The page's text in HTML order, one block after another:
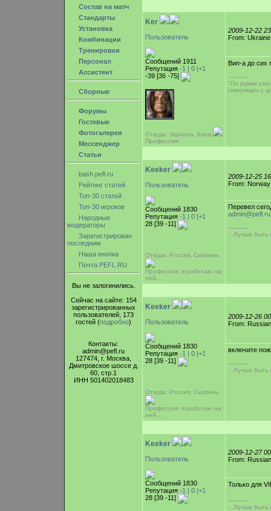
Состав на матч
Стандарты
Установка
Комбинации
Тренировки
Персонал
Ассистент
Сборные
Форумы
Гостевые
Фотогалерея
Мессенджер
Статьи
bash.pefl.ru
Рейтинг статей
Топ-30 статей
Топ-30 игроков
Народные
модераторы
Зарегистрирован
последним
Наша кнопка
Почта PEFL.RU
Вы не залогинились.
Сейчас на сайте: 154
зарегистрированных
пользователей, 173
гостей (подробно)
Контакты:
admin@pefl.ru
127474, г. Москва,
Дмитровское шоссе д.
60, стр.1
ИНН 501402018483
Ker
Пользователь
Сообщений 1911
Репутация -1 | 0 |+1
-39 [36 -75]
Откуда: Украина, Киев
Профессия:
2009-12-22
From:
Вип-а до сих
-----------
"По рукам
говорящих с
Keeker
Пользователь
Сообщений 1830
Репутация -1 | 0 |+1
28 [39 -11]
Откуда: Россия, Сызрань
Профессия: я работаю на
ней...
2009-12-25
From: Norway
Перевел
admin@pefl.ru
-----------
...Лучше
Keeker
Пользователь
Сообщений 1830
Репутация -1 | 0 |+1
28 [39 -11]
Откуда: Россия, Сызрань
Профессия: я работаю на
ней...
2009-12-26
From:
включите
-----------
...Лучше
Keeker
Пользователь
Сообщений 1830
Репутация -1 | 0 |+1
28 [39 -11]
2009-12-27
From:
Только для
-----------
...Лучше